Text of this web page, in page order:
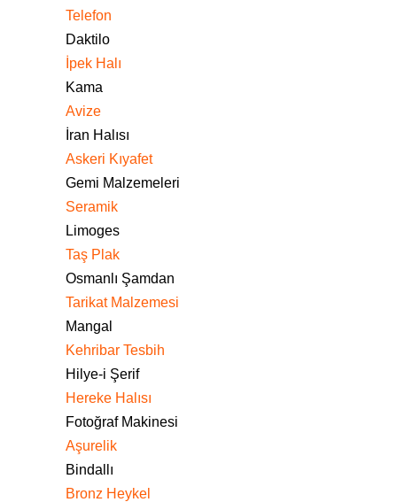
Telefon
Daktilo
İpek Halı
Kama
Avize
İran Halısı
Askeri Kıyafet
Gemi Malzemeleri
Seramik
Limoges
Taş Plak
Osmanlı Şamdan
Tarikat Malzemesi
Mangal
Kehribar Tesbih
Hilye-i Şerif
Hereke Halısı
Fotoğraf Makinesi
Aşurelik
Bindallı
Bronz Heykel